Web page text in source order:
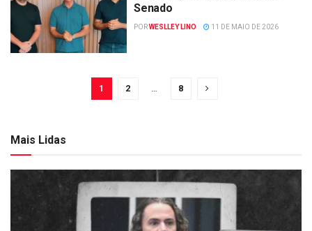
Senado
PORWESLLEY LINO 11 DE MAIO DE 2026
1 2 … 8
Mais Lidas